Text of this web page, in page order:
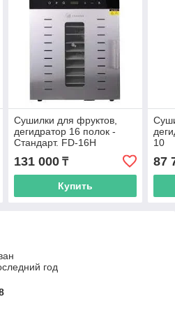
Сушилки для фруктов,
дегидратор 16 полок -
Стандарт. FD-16H
131 000₸
Купить
10
87
год